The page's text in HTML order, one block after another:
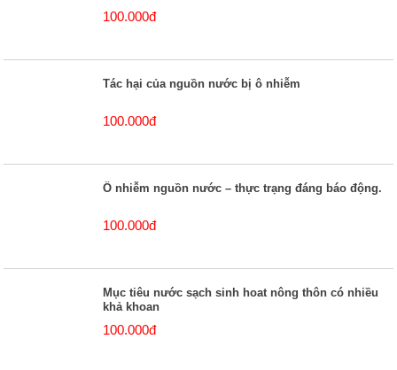
100.000đ
Tác hại của nguồn nước bị ô nhiễm
100.000đ
Ô nhiễm nguồn nước – thực trạng đáng báo động.
100.000đ
Mục tiêu nước sạch sinh hoat nông thôn có nhiều
khả khoan
100.000đ